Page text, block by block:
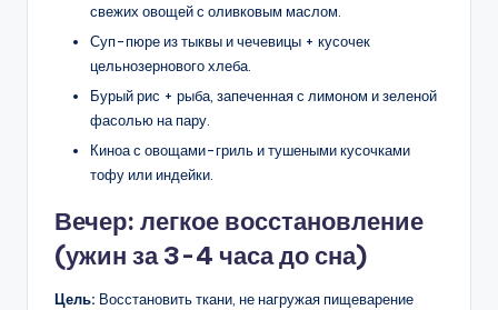
свежих овощей с оливковым маслом.
Суп-пюре из тыквы и чечевицы + кусочек
цельнозернового хлеба.
Бурый рис + рыба, запеченная с лимоном и зеленой
фасолью на пару.
Киноа с овощами-гриль и тушеными кусочками
тофу или индейки.
Вечер: легкое восстановление
(ужин за 3-4 часа до сна)
Цель: Восстановить ткани, не нагружая пищеварение